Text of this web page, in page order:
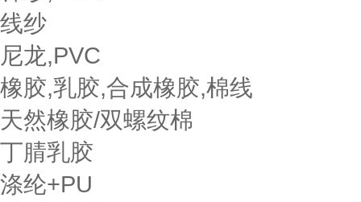
线纱
尼龙,PVC
橡胶,乳胶,合成橡胶,棉线
天然橡胶/双螺纹棉
丁腈乳胶
涤纶+PU